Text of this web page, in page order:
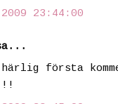
23:44:00
första